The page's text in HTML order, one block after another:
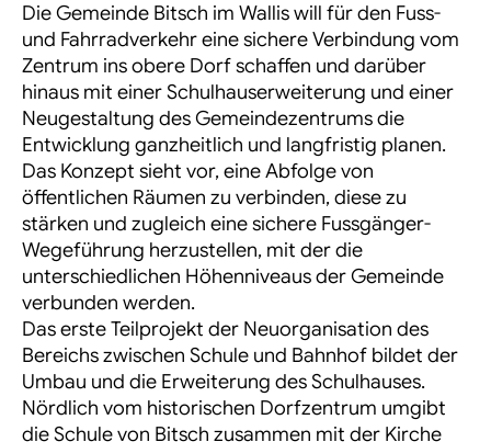
Die Gemeinde Bitsch im Wallis will für den Fuss-
und Fahrradverkehr eine sichere Verbindung vom
Zentrum ins obere Dorf schaffen und darüber
hinaus mit einerSchulhauserweiterung und einer
Neugestaltung des Gemeindezentrums die
Entwicklung ganzheitlich und langfristig planen.
Das Konzept sieht vor, eine Abfolge von
öffentlichen Räumen zu verbinden, diese zu
stärken und zugleich eine sichere Fussgänger-
Wegeführung herzustellen, mit der die
unterschiedlichen Höhenniveaus der Gemeinde
verbunden werden.
Das erste Teilprojekt der Neuorganisation des
Bereichs zwischen Schule und Bahnhof bildet der
Umbau und die Erweiterung des Schulhauses.
Nördlich vom historischen Dorfzentrum umgibt
die Schule von Bitsch zusammen mit der Kirche